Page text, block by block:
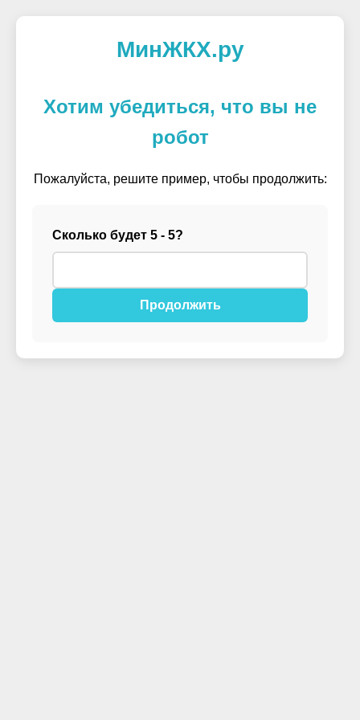
МинЖКХ.ру
Хотим убедиться, что вы не
робот
Пожалуйста, решите пример, чтобы продолжить:
Сколько будет 5 - 5?
Продолжить